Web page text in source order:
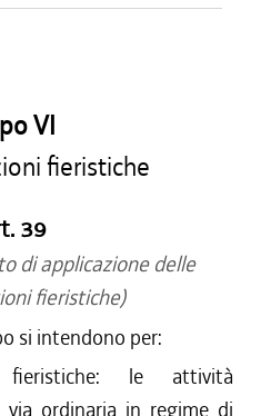
VI
fieristiche
39
di applicazione delle
fieristiche)
si intendono per:
fieristiche: le attività
via ordinaria in regime di